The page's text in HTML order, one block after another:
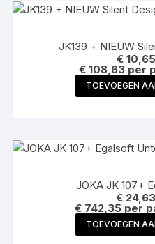
JK139 + NIEUW
€10,65
€ 108,63 per
TOEVOEGEN
JOKA JK 107+
€ 24,63
€ 742,35 per
TOEVOEGEN